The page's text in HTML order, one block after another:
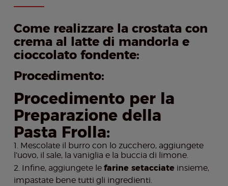
Come realizzare la crostata con
crema al latte di mandorla e
cioccolato fondente:
Procedimento:
Procedimento per la
Preparazione della
Pasta Frolla:
Mescolate il burro con lo zucchero, aggiungete
l’uovo, il sale, la vaniglia e la buccia di limone.
Infine, aggiungete le farine setacciateinsieme,
impastate bene tutti gli ingredienti.